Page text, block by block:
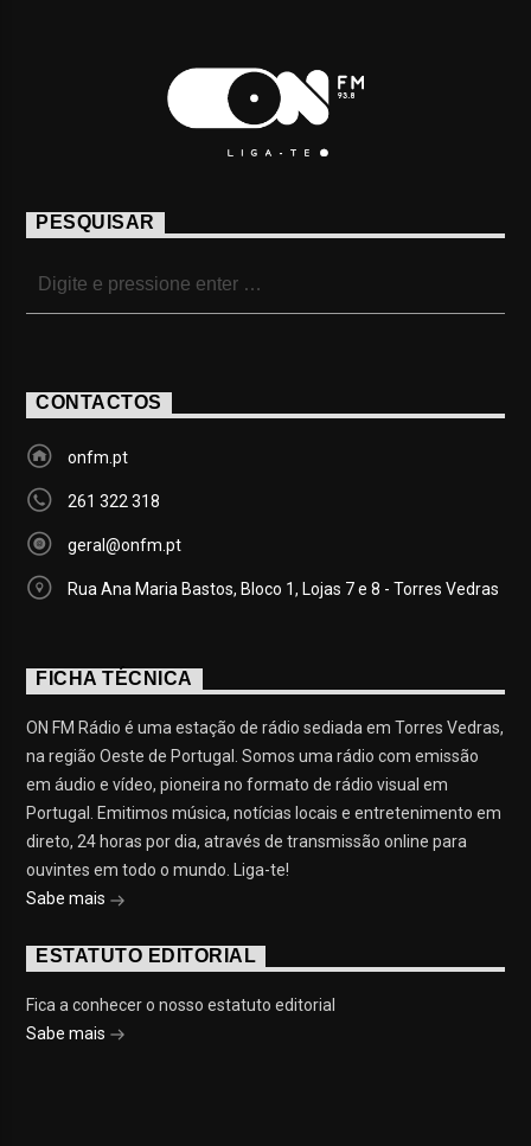
PESQUISAR
CONTACTOS
onfm.pt
261 322 318
geral@onfm.pt
Rua Ana Maria Bastos, Bloco 1, Lojas 7 e 8 - Torres Vedras
FICHA TÉCNICA
ON FM Rádio é uma estação de rádio sediada em Torres Vedras,
na região Oeste de Portugal. Somos uma rádio com emissão
em áudio e vídeo, pioneira no formato de rádio visual em
Portugal. Emitimos música, notícias locais e entretenimento em
direto, 24 horas por dia, através de transmissão online para
ouvintes em todo o mundo. Liga-te!
Sabe mais
ESTATUTO EDITORIAL
Fica a conhecer o nosso estatuto editorial
Sabe mais